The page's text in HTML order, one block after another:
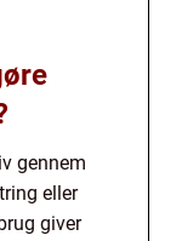
gennem
eller
giver